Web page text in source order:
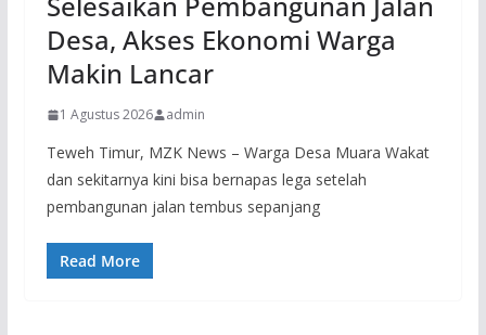
Desa, Akses Ekonomi Warga
Makin Lancar
1 Agustus 2026 admin
Teweh Timur, MZK News – Warga Desa Muara Wakat
dan sekitarnya kini bisa bernapas lega setelah
pembangunan jalan tembus sepanjang
Read More